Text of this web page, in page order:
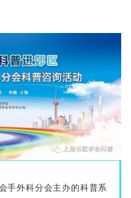
手外科分会主办的科普系